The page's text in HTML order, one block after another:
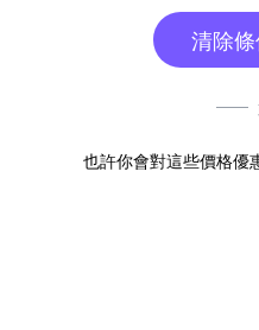
清除
也許你會對這些價格優